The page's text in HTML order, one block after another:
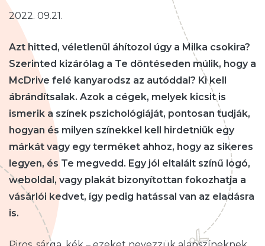
2022. 09.21.
Azt hitted, véletlenül áhítozol úgy a Milka csokira?
Szerinted kizárólag a Te döntéseden múlik, hogy a
McDrive felé kanyarodsz az autóddal? Ki kell
ábrándítsalak. Azok a cégek, melyek kicsit is
ismerik a színek pszichológiáját, pontosan tudják,
hogyan és milyen színekkel kell hirdetniük egy
márkát vagy egy terméket ahhoz, hogy az sikeres
legyen, és Te megvedd. Egy jól eltalált színű logó,
weboldal, vagy plakát bizonyítottan fokozhatja a
vásárlói kedvet, így pedig hatással van az eladásra
is.